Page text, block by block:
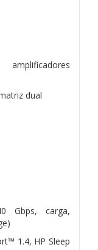
dual
Gbps, carga,
1.4, HP Sleep